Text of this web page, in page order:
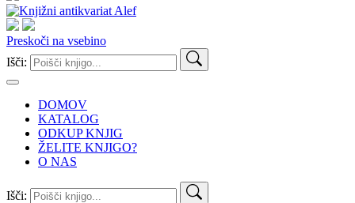
Preskoči na vsebino
Išči:
DOMOV
KATALOG
ODKUP KNJIG
ŽELITE KNJIGO?
O NAS
Išči: